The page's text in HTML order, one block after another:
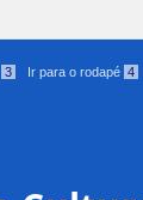
3 Ir para o rodapé 4